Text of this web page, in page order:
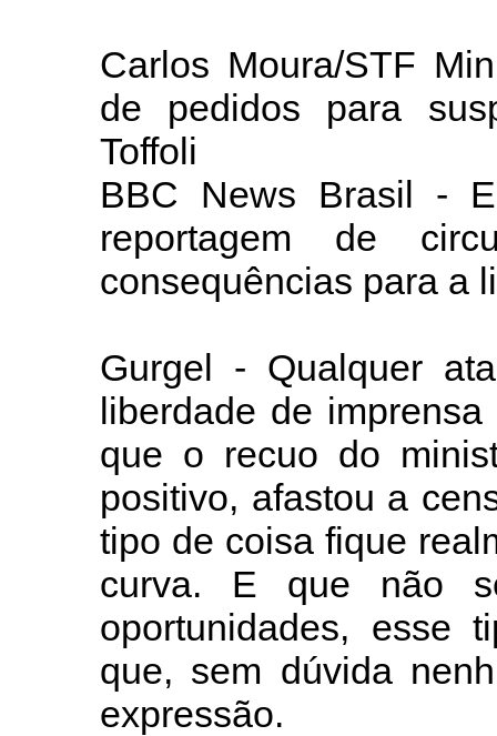
Carlos Moura/STF
de pedidos para
Toffoli
BBC News Brasil -
reportagem de
consequências para a
Gurgel - Qualquer
liberdade de
que o recuo do
positivo, afastou a
tipo de coisa fique
curva. E que não
oportunidades, esse
que, sem dúvida
expressão.